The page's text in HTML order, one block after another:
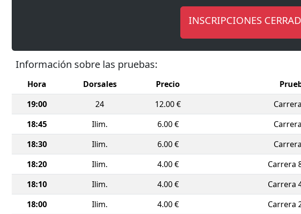
en colaboración con el
segunda edición tras el éxito
Running League 2026.
Una jornada deportiva y
INSCRIPCIONES
Información sobre las pruebas:
Hora Dorsales Precio
19:00
24 12.00 €
18:45
Ilim. 6.00 €
18:30
Ilim. 6.00 €
18:20
Ilim. 4.00 € Carrera
18:10
Ilim. 4.00 € Carrera
18:00
Ilim. 4.00 € Carrera